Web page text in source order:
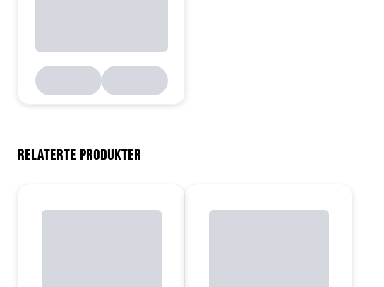
RELATERTE PRODUKTER